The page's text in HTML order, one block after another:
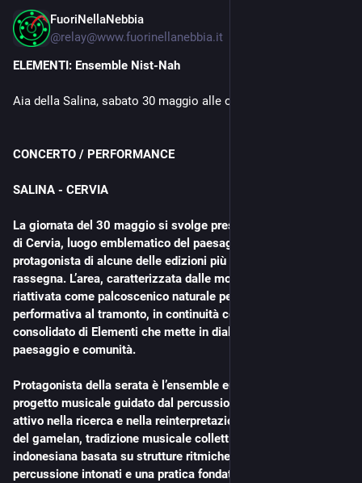
FuoriNellaNebbia
@relay@www.fuorinellanebbia.it
ELEMENTI: Ensemble Nist-Nah
Aia della Salina, sabato 30 maggio alle ore 19:30 CEST
CONCERTO / PERFORMANCE
SALINA - CERVIA
La giornata del 30 maggio si svolge presso l’Aia delle Saline
di Cervia, luogo emblematico del paesaggio salinaro, già
protagonista di alcune delle edizioni più apprezzate della
rassegna. L’area, caratterizzata dalle montagne di sale, viene
riattivata come palcoscenico naturale per un’azione
performativa al tramonto, in continuità con un format
consolidato di Elementi che mette in dialogo suono,
paesaggio e comunità.
Protagonista della serata è l’ensemble europeo NIST-NAH,
progetto musicale guidato dal percussionista Will Guthrie,
attivo nella ricerca e nella reinterpretazione contemporanea
del gamelan, tradizione musicale collettiva di origine
indonesiana basata su strutture ritmiche cicliche, strumenti a
percussione intonati e una pratica fondata sull’ascolto